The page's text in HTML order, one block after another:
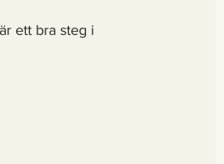
ett bra steg i